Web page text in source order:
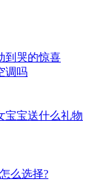
到哭的惊喜
调吗
宝宝送什么礼物
么选择?